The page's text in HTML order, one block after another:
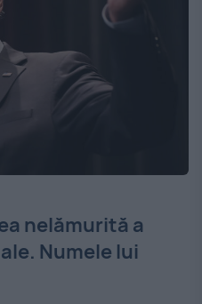
nelămurită a
Numele lui